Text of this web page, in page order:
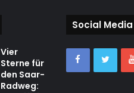
Vier
Sterne für
den Saar-
Radweg:
Social Media